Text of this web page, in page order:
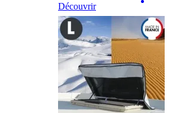
Découvrir